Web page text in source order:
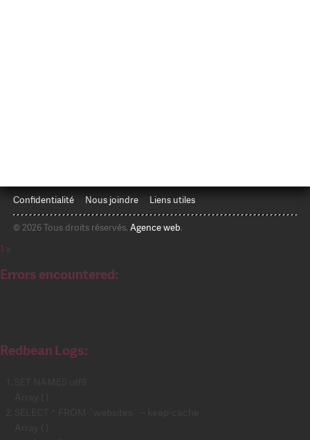
Confidentialité Nous joindre Liens utiles
© 2026 Tous droits réservés. Agence web.
1
Errors encountered:
Redbean Logs: